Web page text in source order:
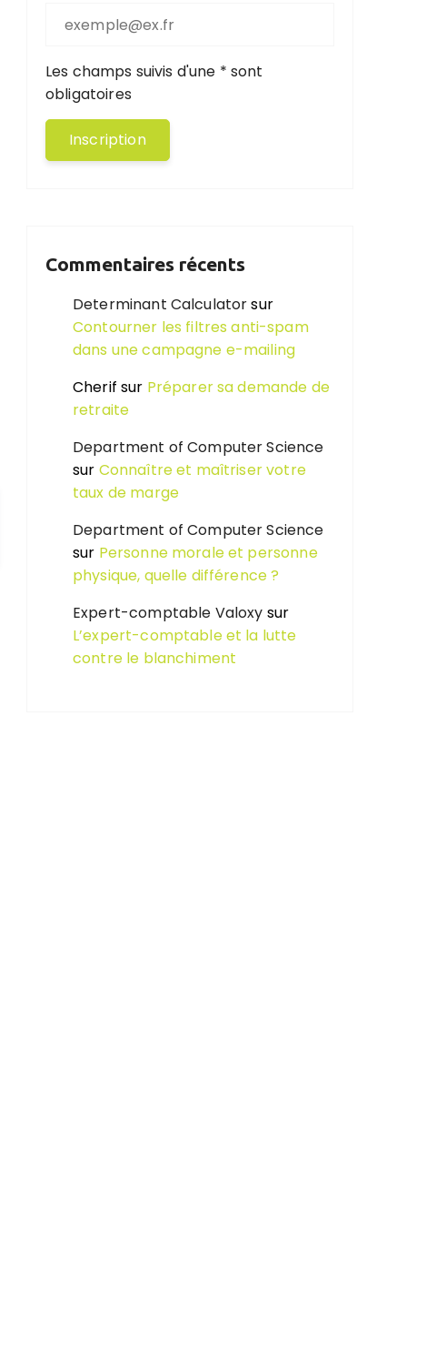
Les champs suivis d'une * sont
obligatoires
Commentaires récents
Determinant Calculatorsur
Contourner les filtres anti-spam
dans une campagne e-mailing
Cherif sur Préparer sa demande de
retraite
Department of Computer Science
sur Connaître et maîtriser votre
taux de marge
Department of Computer Science
sur Personne morale et personne
physique, quelle différence ?
Expert-comptable Valoxy sur
L’expert-comptable et la lutte
contre le blanchiment